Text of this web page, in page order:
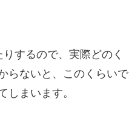
するので、実際どのく
らないと、このくらいで
しまいます。